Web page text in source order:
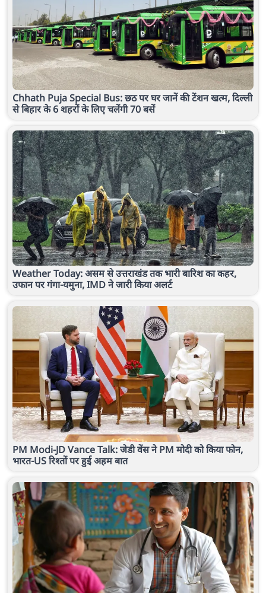
Chhath Puja Special Bus: छठ पर घर जानें की टेंशन खत्म, दिल्ली
से बिहार के 6 शहरों के लिए चलेंगी 70 बसें
Weather Today: असम से उत्तराखंड तक भारी बारिश का कहर,
उफान पर गंगा-यमुना, IMD ने जारी किया अलर्ट
PM Modi-JD Vance Talk: जेडी वेंस ने PM मोदी को किया फोन,
भारत-US रिश्तों पर हुई अहम बात